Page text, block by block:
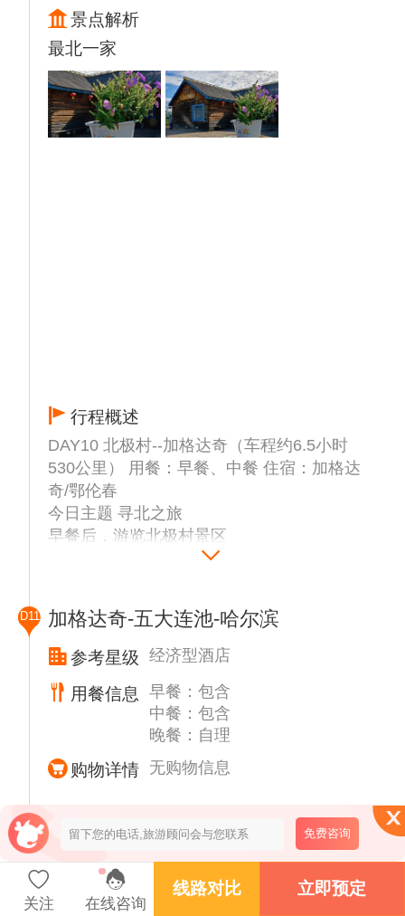
乘车赴漠河，穿越我国最大的天然林区【大兴
安岭】，欣赏成片的白桦林、成片野花及大片
勺药花，葱葱郁郁的落叶松林，沿途处处是美
景，可停车欣赏拍照。
▲【农家菜】品尝午餐
抵达漠河，参观全国唯一的一座城内原始森林
乘车时间较长，自备小食，烦请配合导游合理
安排时间
2.北极村属于中国最北边疆，由于天气情况请
根据自身增减衣物
景点解析
最北一家
行程概述
DAY10 北极村--加格达奇（车程约6.5小时
530公里） 用餐：早餐、中餐 住宿：加格达
奇/鄂伦春
今日主题 寻北之旅
早餐后，游览北极村景区
▲【中国最北一家】（30分钟），
齐名的【神州北极】（30分钟）,
▲【最北邮政局】（10分钟），『给家人寄一
张明信片』。到北极村最北邮局自行购买一张
明信片，写上祝福的话语，再请工作人员盖上
最北邮局的戳，从中国最北的地方寄回家，给
自己的旅途添上一抹独特的意义。
▲【养生宴】品尝午餐
▲【北极沙洲】徒步走至这里可是北中之
边，从中心呈 120 度角散射排列，所以从哪
▲【神州北极广场】位于黑龙江畔，竖立着一
座“神州北极”石碑，“神州北极”四个大字遒劲
D11 加格达奇-五大连池-哈尔滨
参考星级 经济型酒店
用餐信息
早餐：包含
中餐：包含
晚餐：自理
购物详情 无购物信息
五大连池
关注 在线咨询
线路对比 立即预定
免费咨询